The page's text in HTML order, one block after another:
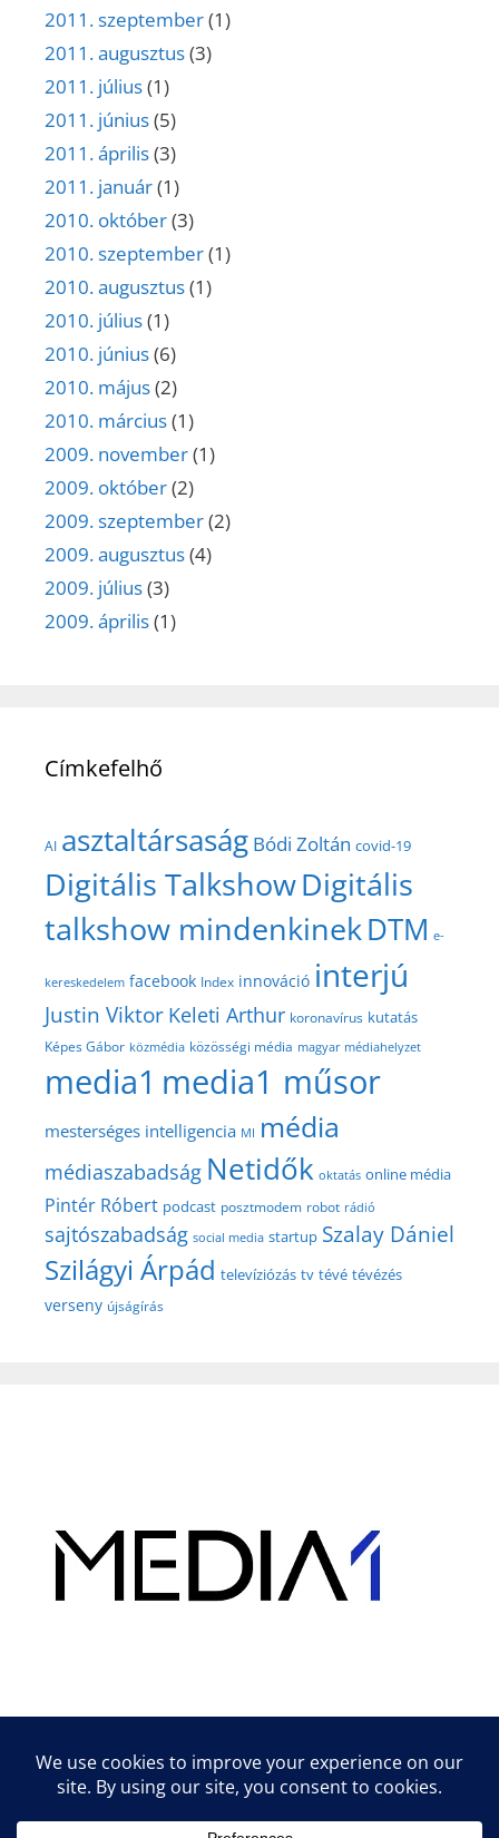
2011. szeptember(1)
2011. augusztus(3)
2011. július(1)
2011. június(5)
2011. április(3)
2011. január(1)
2010. október(3)
2010. szeptember(1)
2010. augusztus(1)
2010. július(1)
2010. június(6)
2010. május(2)
2010. március(1)
2009. november(1)
2009. október(2)
2009. szeptember(2)
2009. augusztus(4)
2009. július(3)
2009. április(1)
Címkefelhő
AI asztaltársaság Bódi Zoltán covid-19
Digitális TalkshowDigitális
talkshow mindenkinekDTM e-
kereskedelem facebook Index innováció interjú
Justin Viktor Keleti Arthur koronavírus kutatás
Képes Gábor közmédia közösségi média magyar médiahelyzet
media1 media1 műsor
mesterséges intelligencia MI média
médiaszabadság Netidők oktatás online média
Pintér Róbert podcast posztmodem robot rádió
sajtószabadság social media startup Szalay Dániel
Szilágyi Árpád televíziózás tv tévé tévézés
verseny újságírás